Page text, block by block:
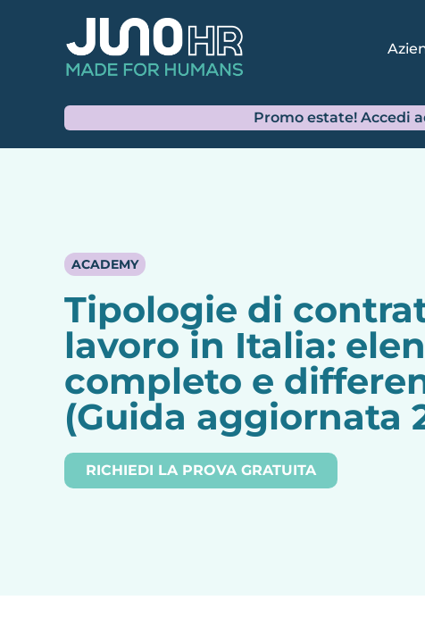
previdenziale. Le principali
time, lavoro intermittente,
Quali sono i
Contratto a tempo
Collaborazioni
Lavoro autonomo con
Ogni tipologia risponde a
termini di diritti del lavoratore
Contratto a
Il contratto a tempo
scadenza e garantisce la